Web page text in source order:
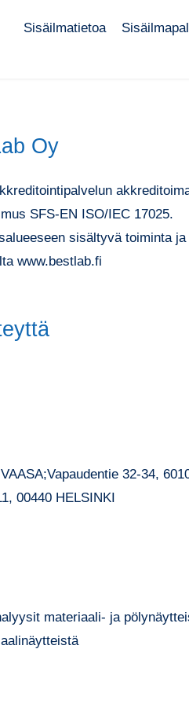
Sisäilmatietoa
Oy
SFS-EN ISO/IEC 17025.
sisältyvä toiminta
www.bestlab.fi
32-34,
00440 HELSINKI
materiaali- ja